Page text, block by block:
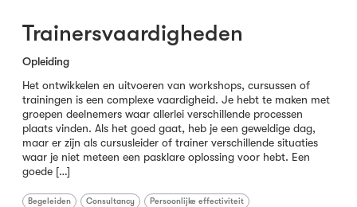
Trainersvaardigheden
Opleiding
Het ontwikkelen en uitvoeren van workshops, cursussen of
trainingen is een complexe vaardigheid. Je hebt te maken met
groepen deelnemers waar allerlei verschillende processen
plaats vinden. Als het goed gaat, heb je een geweldige dag,
maar er zijn als cursusleider of trainer verschillende situaties
waar je niet meteen een pasklare oplossing voor hebt. Een
goede […]
Begeleiden Consultancy Persoonlijke effectiviteit